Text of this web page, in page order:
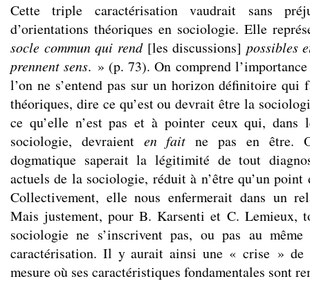
Cette triple caractérisation vaudrait sans
d’orientations théoriques en sociologie. Elle
socle commun qui rend[les discussions] possibles
prennent sens. » (p. 73). On comprend
l’on ne s’entend pas sur un horizon définitoire qui
théoriques, dire ce qu’est ou devrait être la
ce qu’elle n’est pas et à pointer ceux qui, dans
sociologie, devraient en fait ne pas en être.
dogmatique saperait la légitimité de tout
actuels de la sociologie, réduit à n’être qu’un point
Collectivement, elle nous enfermerait dans un
Mais justement, pour B. Karsenti et C. Lemieux,
sociologie ne s’inscrivent pas, ou pas au
caractérisation. Il y aurait ainsi une « crise » de
mesure où ses caractéristiques fondamentales sont